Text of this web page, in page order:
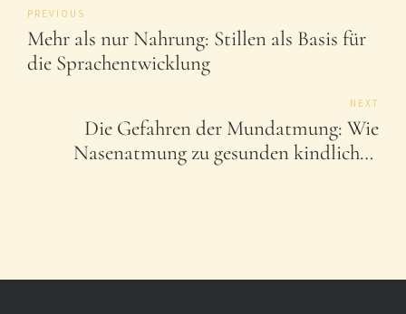
PREVIOUS
Mehr als nur Nahrung: Stillen als Basis für
die Sprachentwicklung
NEXT
Die Gefahren der Mundatmung: Wie
Nasenatmung zu gesunden kindlichen